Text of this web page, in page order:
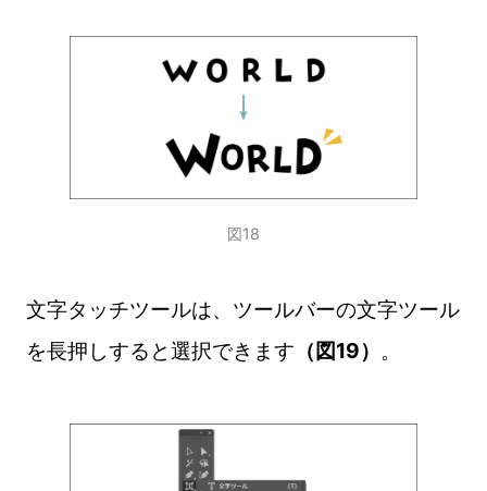
図18
文字タッチツールは、ツールバーの文字ツール
を長押しすると選択できます （図19） 。